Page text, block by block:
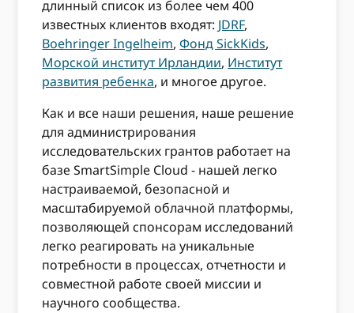
длинный список из более чем 400
известных клиентов входят: JDRF,
Boehringer Ingelheim,Фонд SickKids,
Морской институт Ирландии, Институт
развития ребенка, и многое другое.
Как и все наши решения, наше решение
для администрирования
исследовательских грантов работает на
базе SmartSimple Cloud - нашей легко
настраиваемой, безопасной и
масштабируемой облачной платформы,
позволяющей спонсорам исследований
легко реагировать на уникальные
потребности в процессах, отчетности и
совместной работе своей миссии и
научного сообщества.